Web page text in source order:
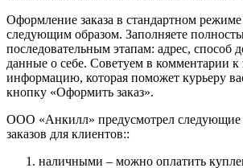
Оформление заказа в стандартном
следующим образом. Заполняете
последовательным этапам: адрес, способ
данные о себе. Советуем в комментарии к
информацию, которая поможет курьеру
кнопку «Оформить заказ».
ООО «Анкилл» предусмотрел следующие
заказов для клиентов::
наличными – можно оплатить